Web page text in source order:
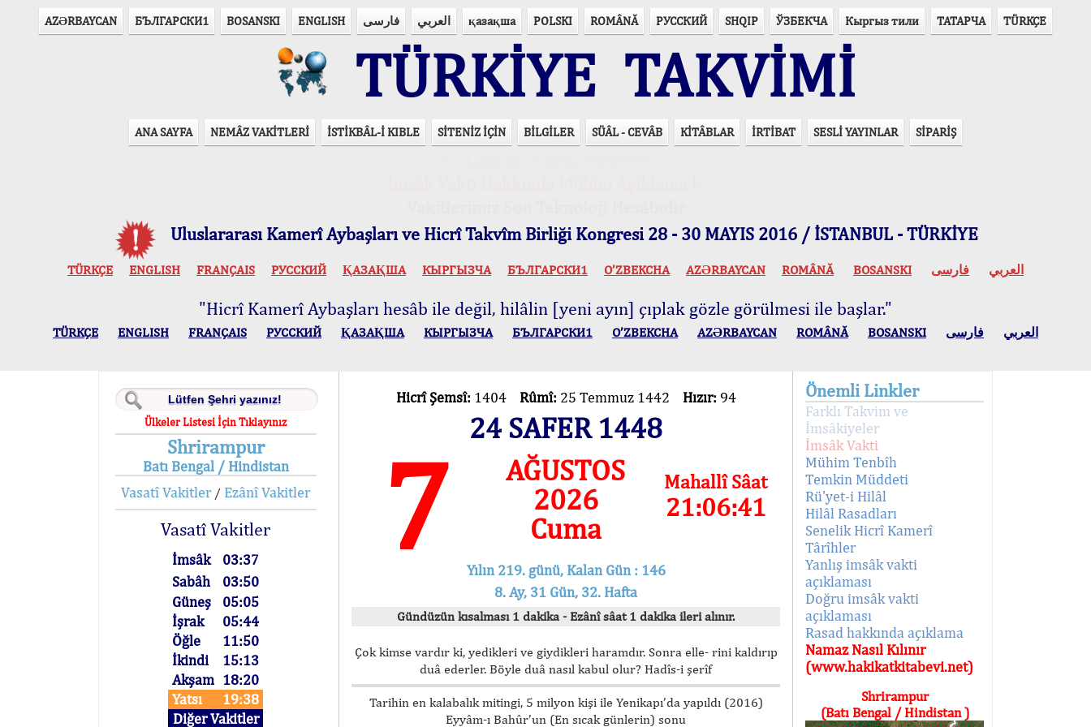
AZӘRBAYCAN БЪЛГАРСКИ1 BOSANSKI ENGLISH فارسی العربي қазақша POLSKI ROMÂNĂ РУССКИЙ SHQIP ЎЗБЕКЧА Кыргыз тили ТАТАРЧА TÜRKÇE
TÜRKİYE TAKVİMİ
ANA SAYFA NEMÂZ VAKİTLERİ İSTİKBÂL-İ KIBLE SİTENİZ İÇİN BİLGİLER SÜÂL - CEVÂB KİTÂBLAR İRTİBAT SESLİ YAYINLAR SİPARİŞ
Uluslararası Kamerî Aybaşları ve Hicrî Takvîm Birliği Kongresi 28 - 30 MAYIS 2016 / İSTANBUL - TÜRKİYE
TÜRKÇE ENGLISH FRANÇAIS РУССКИЙ ҚАЗАҚША КЫPГЫЗЧA БЪЛГАРСКИ1 O’ZBEKCHA AZӘRBAYCAN ROMÂNĂ BOSANSKI العربي فارسی
"Hicrî Kamerî Aybaşları hesâb ile değil, hilâlin [yeni ayın] çıplak gözle görülmesi ile başlar."
TÜRKÇE ENGLISH FRANÇAIS РУССКИЙ ҚАЗАҚША КЫPГЫЗЧA БЪЛГАРСКИ1 O’ZBEKCHA AZӘRBAYCAN ROMÂNĂ BOSANSKI العربي فارسی
Ülkeler Listesi İçin Tıklayınız
Shrirampur
Batı Bengal / Hindistan
Vasatî Vakitler/ Ezânî Vakitler
Vasatî Vakitler
İmsâk
03:37
Sabâh
03:50
Güneş
05:05
İşrak
05:44
Öğle
11:50
İkindi
15:13
Akşam 18:20
Yatsı
19:38
Diğer Vakitler
Hicrî Şemsî: 1404 Rûmî: 25 Temmuz 1442 Hızır: 94
24 SAFER 1448
7
AĞUSTOS
2026
Cuma
Mahallî Sâat
21:06:41
Yılın 219. günü, Kalan Gün : 146
8. Ay, 31 Gün, 32. Hafta
Gündüzün kısalması 1 dakika - Ezânî sâat 1 dakika ileri alınır.
Çok kimse vardır ki, yedikleri ve giydikleri haramdır. Sonra elle- rini kaldırıp
duâ ederler. Böyle duâ nasıl kabul olur? Hadîs-i şerîf
Tarihin en kalabalık mitingi, 5 milyon kişi ile Yenikapı’da yapıldı (2016)
Eyyâm-ı Bahûr’un (En sıcak günlerin) sonu
Önemli Linkler
Farklı Takvim ve
İmsâkiyeler
İmsâk Vakti
Mühim Tenbîh
Temkin Müddeti
Rü'yet-i Hilâl
Hilâl Rasadları
Senelik Hicrî Kamerî
Târîhler
Yanlış imsâk vakti
açıklaması
Doğru imsâk vakti
açıklaması
Rasad hakkında açıklama
Namaz Nasıl Kılınır
(www.hakikatkitabevi.net)
Shrirampur
(Batı Bengal / Hindistan )